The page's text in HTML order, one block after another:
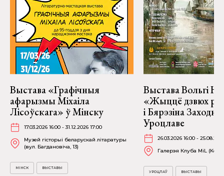
Выстава «Графічныя
афарызмы Міхаіла
Лісоўскага» ў Мінску
17.03.2026 16:00 - 31.12.2026 17:00
Музей гісторыі беларускай літаратуры
(вул. Багдановіча, 13)
МІНСК ВЫСТАВЫ
Выстава Вольгі
«Жыццё дзвюх
і Бярэзіна
Уроцлаве
26.03.2026 16:00 -
Галерэя Клуба MiL
УРОЦЛАЎ ВЫСТАВЫ